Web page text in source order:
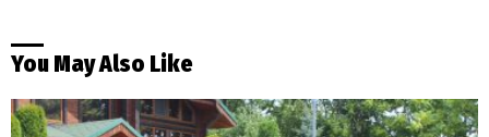
You May Also Like